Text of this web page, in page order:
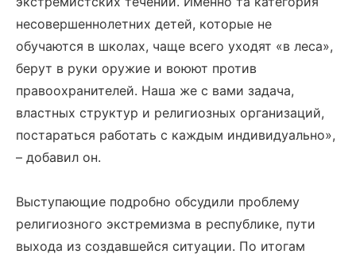
несовершеннолетних детей, которые не
обучаются в школах, чаще всего уходят «в леса»,
берут в руки оружие и воюют против
правоохранителей. Наша же с вами задача,
властных структур и религиозных организаций,
постараться работать с каждым индивидуально»,
– добавил он.
Выступающие подробно обсудили проблему
религиозного экстремизма в республике, пути
выхода из создавшейся ситуации. По итогам